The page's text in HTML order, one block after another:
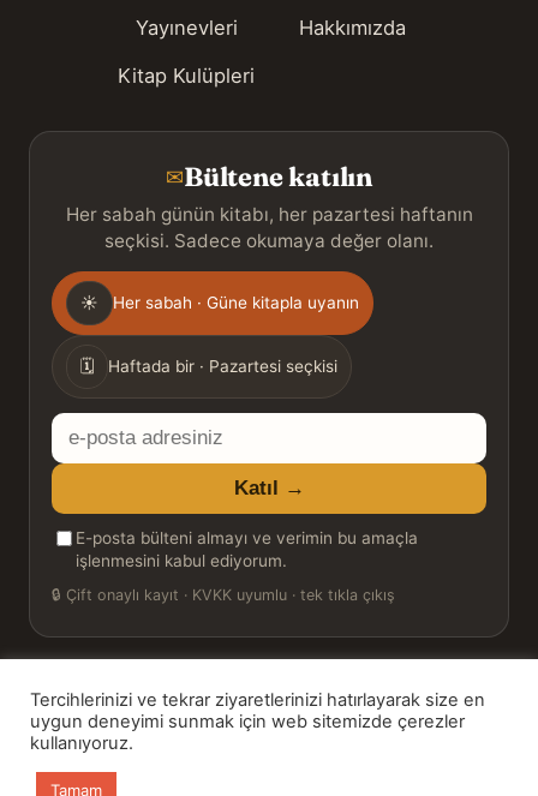
Yayınevleri
Kitap Kulüpleri
Hakkımızda
✉Bültene katılın
Her sabah günün kitabı, her pazartesi haftanın
seçkisi. Sadece okumaya değer olanı.
Gönderim
sıklığı
☀ Her sabah · Güne kitapla uyanın
🗓 Haftada bir · Pazartesi seçkisi
E-
posta
adresiniz
Katıl →
E-posta bülteni almayı ve verimin bu amaçla
işlenmesini kabul ediyorum.
🔒 Çift onaylı kayıt · KVKK uyumlu · tek tıkla çıkış
© 2026 Bookinton — Türkiye’nin Kitap Platformu
HT Book Review — webmaster: Hakan Turgay
Tercihlerinizi ve tekrar ziyaretlerinizi hatırlayarak size en
uygun deneyimi sunmak için web sitemizde çerezler
kullanıyoruz.
Tamam